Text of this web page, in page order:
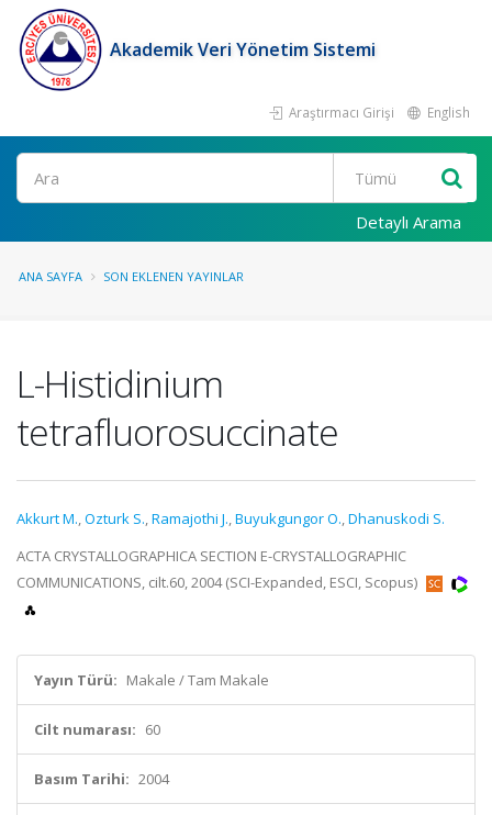
Akademik Veri Yönetim Sistemi
Araştırmacı Girişi English
Ara
Detaylı Arama
ANA SAYFA SON EKLENEN YAYINLAR
L-Histidinium
tetrafluorosuccinate
Akkurt M.,Ozturk S.,Ramajothi J.,Buyukgungor O.,Dhanuskodi S.
ACTA CRYSTALLOGRAPHICA SECTION E-CRYSTALLOGRAPHIC
COMMUNICATIONS, cilt.60, 2004 (SCI-Expanded, ESCI, Scopus)
Yayın Türü: Makale / Tam Makale
Cilt numarası: 60
Basım Tarihi: 2004